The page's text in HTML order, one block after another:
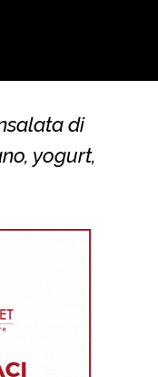
di
yogurt,